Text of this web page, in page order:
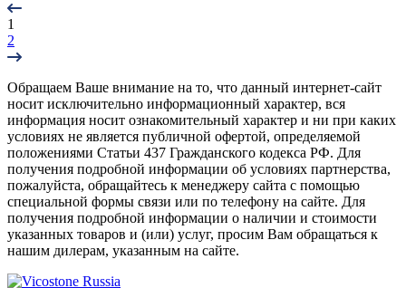
1
2
Обращаем Ваше внимание на то, что данный интернет-сайт
носит исключительно информационный характер, вся
информация носит ознакомительный характер и ни при каких
условиях не является публичной офертой, определяемой
положениями Статьи 437 Гражданского кодекса РФ. Для
получения подробной информации об условиях партнерства,
пожалуйста, обращайтесь к менеджеру сайта с помощью
специальной формы связи или по телефону на сайте. Для
получения подробной информации о наличии и стоимости
указанных товаров и (или) услуг, просим Вам обращаться к
нашим дилерам, указанным на сайте.